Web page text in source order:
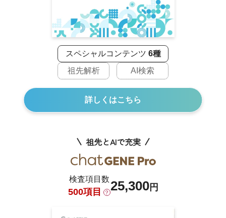
スペシャルコンテンツ 6種
祖先解析
AI検索
詳しくはこちら
祖先とAIで充実
検査項目数
500項目 ？ 25,300円